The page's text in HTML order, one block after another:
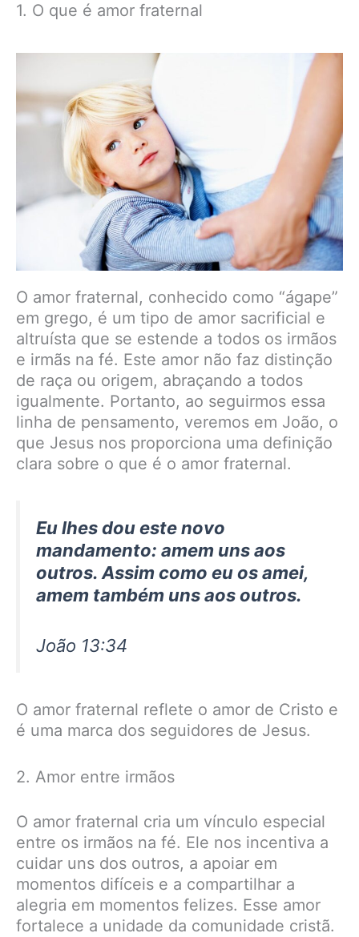
1. O que é amor fraternal
O amor fraternal, conhecido como “ágape”
em grego, é um tipo de amor sacrificial e
altruísta que se estende a todos os irmãos
e irmãs na fé. Este amor não faz distinção
de raça ou origem, abraçando a todos
igualmente. Portanto, ao seguirmos essa
linha de pensamento, veremos em João, o
que Jesus nos proporciona uma definição
clara sobre o que é o amor fraternal.
Eu lhes dou este novo
mandamento: amem uns aos
outros. Assim como eu os amei,
amem também uns aos outros.
João 13:34
O amor fraternal reflete o amor de Cristo e
é uma marca dos seguidores de Jesus.
2. Amor entre irmãos
O amor fraternal cria um vínculo especial
entre os irmãos na fé. Ele nos incentiva a
cuidar uns dos outros, a apoiar em
momentos difíceis e a compartilhar a
alegria em momentos felizes. Esse amor
fortalece a unidade da comunidade cristã.